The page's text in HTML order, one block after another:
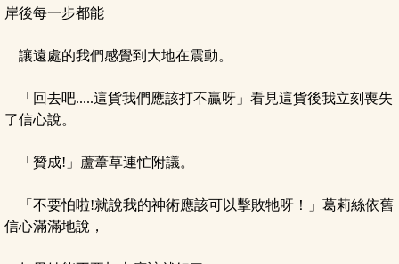
岸後每一步都能
讓遠處的我們感覺到大地在震動。
「回去吧.....這貨我們應該打不贏呀」看見這貨後我立刻喪失
了信心說。
「贊成!」蘆葦草連忙附議。
「不要怕啦!就說我的神術應該可以擊敗牠呀！」葛莉絲依舊
信心滿滿地說，